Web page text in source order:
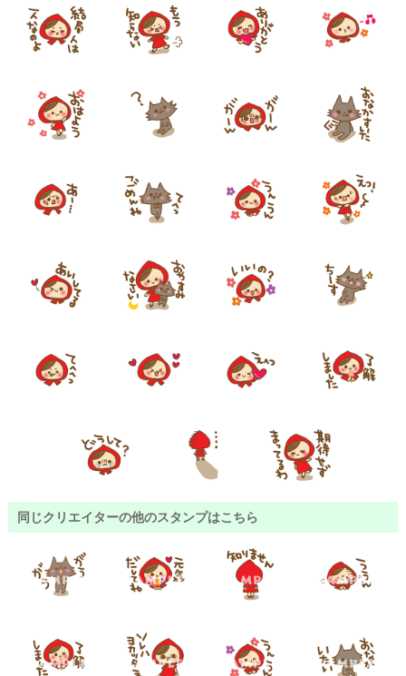
同じクリエイターの他のスタンプはこちら